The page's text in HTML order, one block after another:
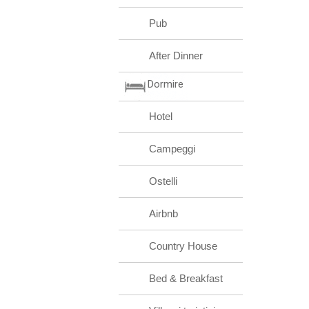
Pub
After Dinner
Dormire
Hotel
Campeggi
Ostelli
Airbnb
Country House
Bed & Breakfast